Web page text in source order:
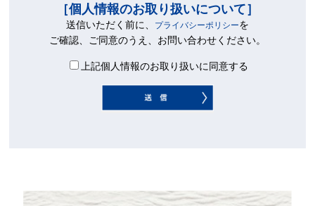
［個人情報のお取り扱いについて］
送信いただく前に、 プライバシーポリシーを
ご確認、ご同意のうえ、お問い合わせください。
上記個人情報のお取り扱いに同意する